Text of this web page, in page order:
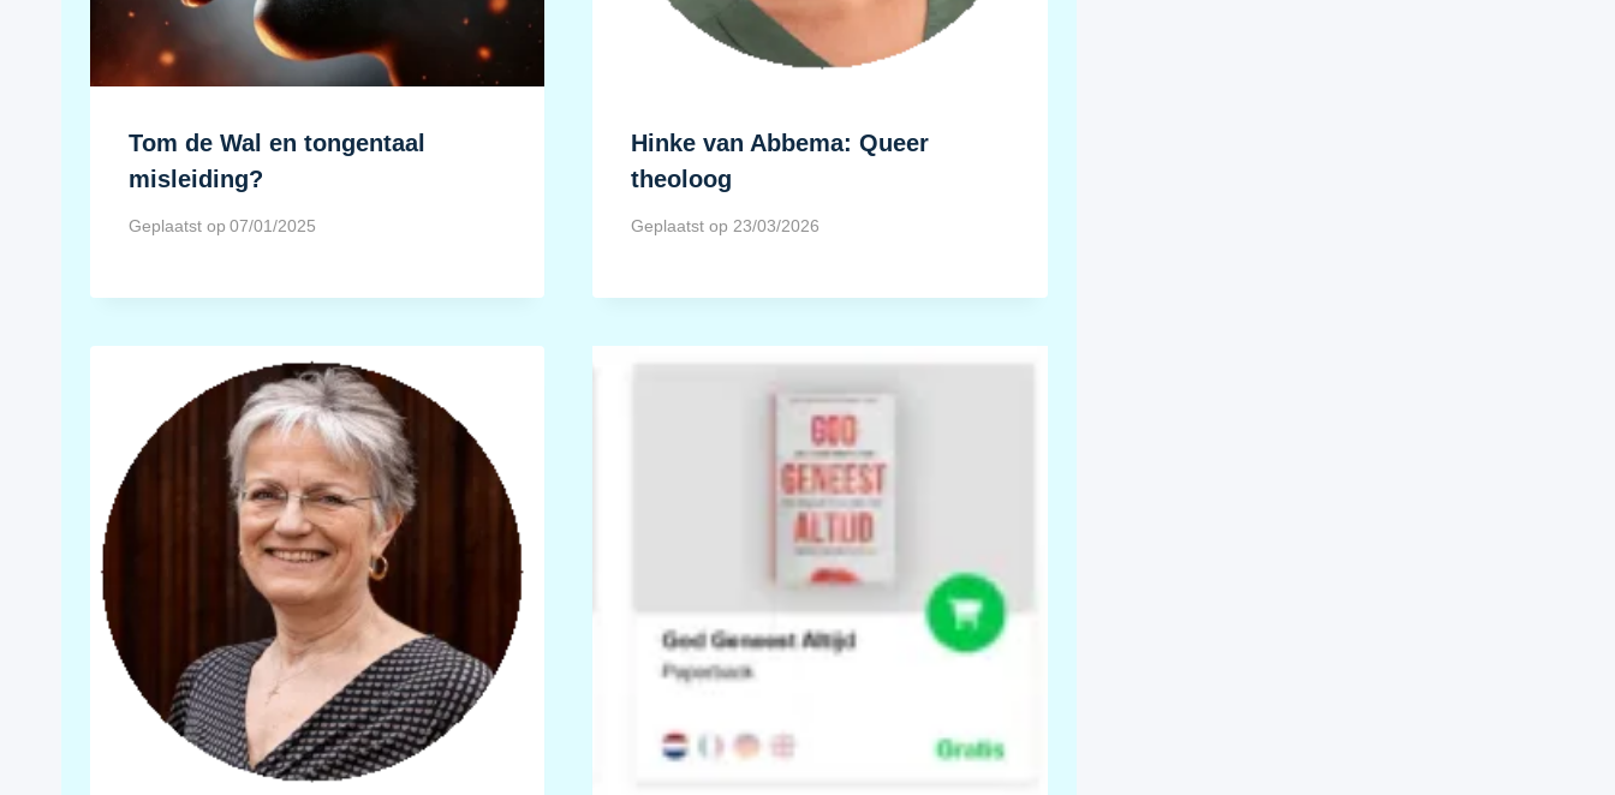
Tom de Wal en tongentaal
misleiding?
Geplaatst op 07/01/2025
Hinke van Abbema: Queer
theoloog
Geplaatst op 23/03/2026